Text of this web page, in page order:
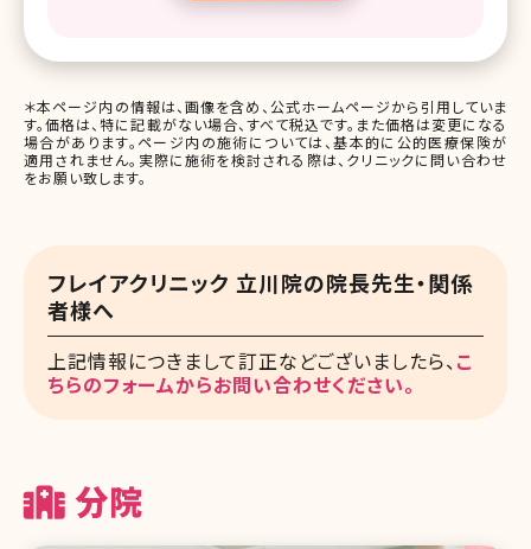
＊本ページ内の情報は、画像を含め、公式ホームページから引用していま
す。価格は、特に記載がない場合、すべて税込です。また価格は変更になる
場合があります。ページ内の施術については、基本的に公的医療保険が
適用されません。実際に施術を検討される際は、クリニックに問い合わせ
をお願い致します。
フレイアクリニック 立川院の院長先生・関係
者様へ
上記情報につきまして訂正などございましたら、こ
ちらのフォームからお問い合わせください。
分院